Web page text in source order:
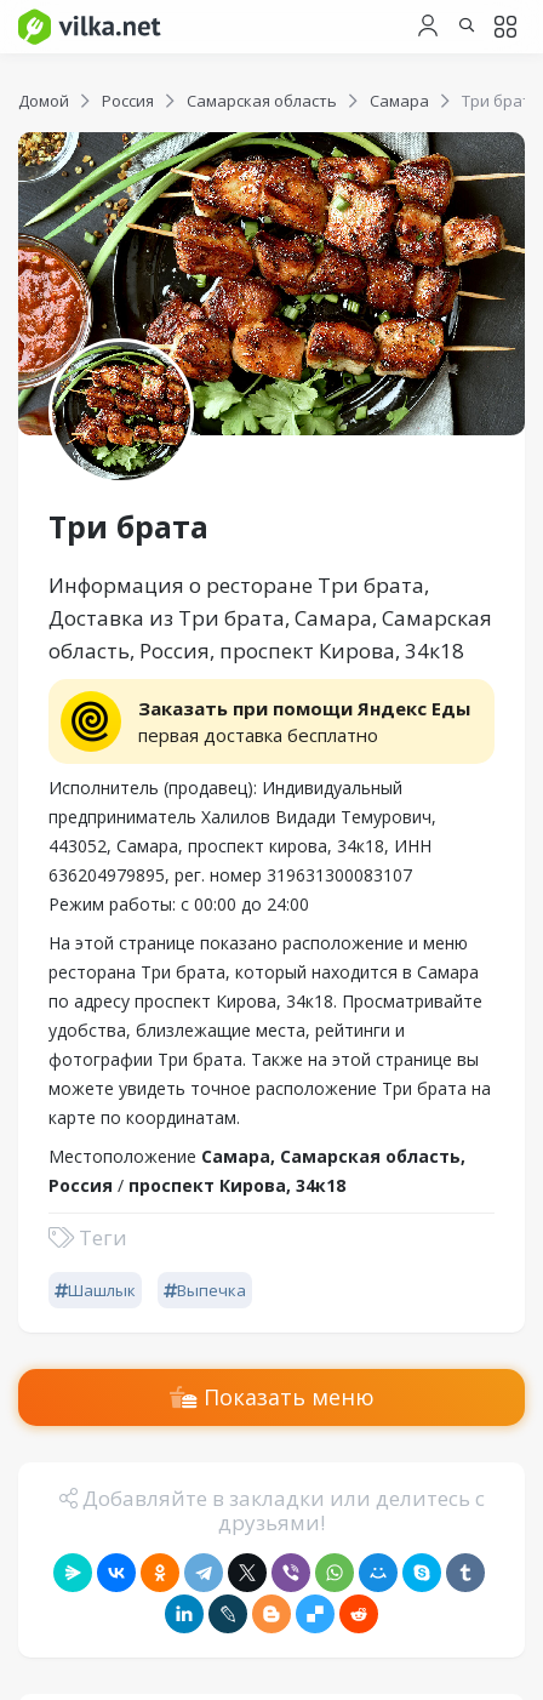
Домой Россия Самарская область Самара Три брата
Три брата
Информация о ресторане Три брата,
Доставка из Три брата, Самара, Самарская
область, Россия, проспект Кирова, 34к18
Заказать при помощи Яндекс Еды
первая доставка бесплатно
Исполнитель (продавец): Индивидуальный
предприниматель Халилов Видади Темурович,
443052, Самара, проспект кирова, 34к18, ИНН
636204979895, рег. номер 319631300083107
Режим работы: с 00:00 до 24:00
На этой странице показано расположение и меню
ресторана Три брата, который находится в Самара
по адресу проспект Кирова, 34к18. Просматривайте
удобства, близлежащие места, рейтинги и
фотографии Три брата. Также на этой странице вы
можете увидеть точное расположение Три брата на
карте по координатам.
Местоположение Самара, Самарская область,
Россия / проспект Кирова, 34к18
Теги
Шашлык Выпечка
Показать меню
Добавляйте в закладки или делитесь с
друзьями!